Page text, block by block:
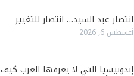
انتصار عبد السيد… انتصار للتغيير
أغسطس 6, 2026
إندونيسيا التي لا يعرفها العرب كيف